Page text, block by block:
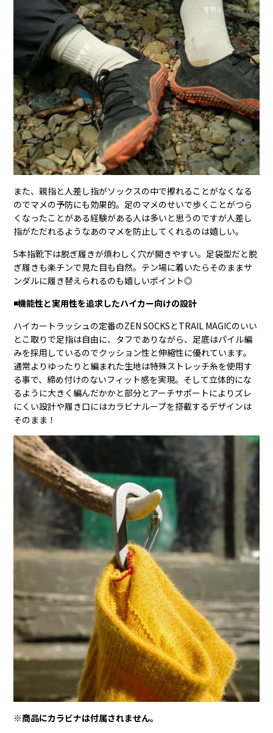
また、親指と人差し指がソックスの中で擦れることがなくなる
のでマメの予防にも効果的。足のマメのせいで歩くことがつら
くなったことがある経験がある人は多いと思うのですが人差し
指がただれるようなあのマメを防止してくれるのは嬉しい。
5本指靴下は脱ぎ履きが煩わしく穴が開きやすい。足袋型だと脱
ぎ履きも楽チンで見た目も自然。テン場に着いたらそのままサ
ンダルに履き替えられるのも嬉しいポイント◎
◾️機能性と実用性を追求したハイカー向けの設計
ハイカートラッシュの定番のZEN SOCKSとTRAIL MAGICのいい
とこ取りで足指は自由に、タフでありながら、足底はパイル編
みを採用しているのでクッション性と伸縮性に優れています。
通常よりゆったりと編まれた生地は特殊ストレッチ糸を使用す
る事で、締め付けのないフィット感を実現。そして立体的にな
るように大きく編んだかかと部分とアーチサポートによりズレ
にくい設計や履き口にはカラビナループを搭載するデザインは
そのまま！
※商品にカラビナは付属されません。